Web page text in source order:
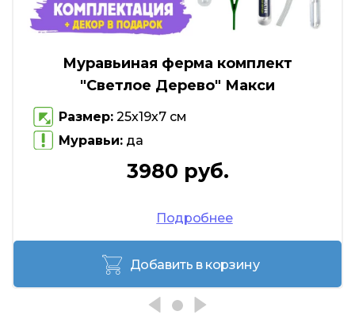
Муравьиная ферма комплект
"Светлое Дерево" Макси
Размер: 25х19х7 см
Муравьи: да
3980 руб.
Подробнее
Добавить в корзину